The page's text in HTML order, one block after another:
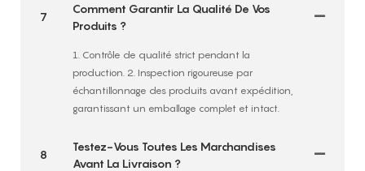
7
Comment Garantir La Qualité De Vos
Produits ?
1. Contrôle de qualité strict pendant la
production. 2. Inspection rigoureuse par
échantillonnage des produits avant expédition,
garantissant un emballage complet et intact.
8
Testez-Vous Toutes Les Marchandises
Avant La Livraison ?